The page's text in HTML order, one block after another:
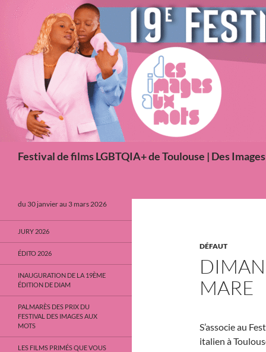
Aller
au
contenu
Festival de films LGBTQIA+ de Toulouse | Des
DÉFAUT
MARE
S’associe au
italien à
du 30 janvier au 3 mars 2026
JURY 2026
ÉDITO 2026
INAUGURATION DE LA 19ÈME
ÉDITION DE DIAM
PALMARÈS DES PRIX DU
FESTIVAL DES IMAGES AUX
MOTS
LES FILMS PRIMÉS QUE VOUS